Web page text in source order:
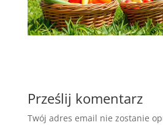
Prześlij komentarz
Twój adres email nie zostanie